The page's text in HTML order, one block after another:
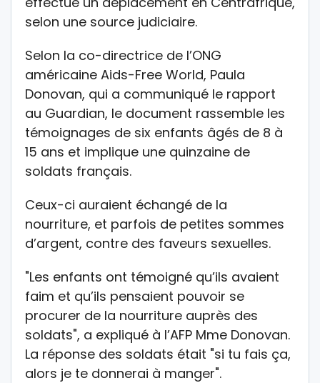
selon une source judiciaire.
Selon la co-directrice de l’ONG
américaine Aids-Free World, Paula
Donovan, qui a communiqué le rapport
au Guardian, le document rassemble les
témoignages de six enfants âgés de 8 à
15 ans et implique une quinzaine de
soldats français.
Ceux-ci auraient échangé de la
nourriture, et parfois de petites sommes
d’argent, contre des faveurs sexuelles.
"Les enfants ont témoigné qu’ils avaient
faim et qu’ils pensaient pouvoir se
procurer de la nourriture auprès des
soldats", a expliqué à l’AFP Mme Donovan.
La réponse des soldats était "si tu fais ça,
alors je te donnerai à manger".